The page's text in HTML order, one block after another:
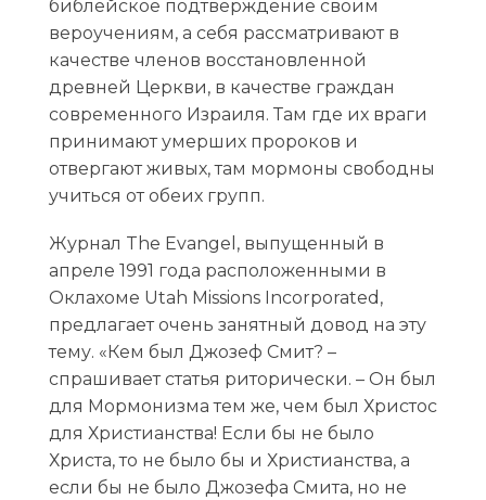
библейское подтверждение своим
вероучениям, а себя рассматривают в
качестве членов восстановленной
древней Церкви, в качестве граждан
современного Израиля. Там где их враги
принимают умерших пророков и
отвергают живых, там мормоны свободны
учиться от обеих групп.
Журнал The Evangel, выпущенный в
апреле 1991 года расположенными в
Оклахоме Utah Missions Incorporated,
предлагает очень занятный довод на эту
тему. «Кем был Джозеф Смит? –
спрашивает статья риторически. – Он был
для Мормонизма тем же, чем был Христос
для Христианства! Если бы не было
Христа, то не было бы и Христианства, а
если бы не было Джозефа Смита, но не